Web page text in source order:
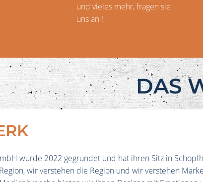
und vieles mehr, fragen sie
uns an !
DAS
wurde 2022 gegründet und hat ihren Sitz in
wir verstehen die Region und wir verstehen